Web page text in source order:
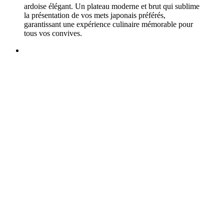
ardoise élégant. Un plateau moderne et brut qui sublime
la présentation de vos mets japonais préférés,
garantissant une expérience culinaire mémorable pour
tous vos convives.